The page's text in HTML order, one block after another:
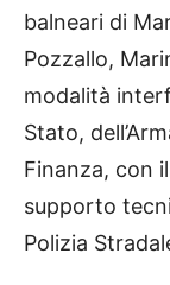
balneari di
Pozzallo,
modalità
Stato,
Finanza, con
supporto
Polizia